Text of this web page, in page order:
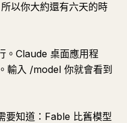
以你大約還有六天的時
。Claude 桌面應用程
輸入 /model 你就會看到
要知道：Fable 比舊模型